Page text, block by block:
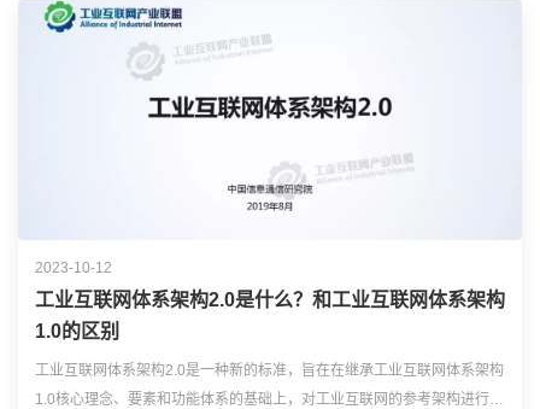
2023-10-12
工业互联网体系架构2.0是什么？和工业互联网体系架构
1.0的区别
工业互联网体系架构2.0是一种新的标准，旨在在继承工业互联网体系架构
1.0核心理念、要素和功能体系的基础上，对工业互联网的参考架构进行重